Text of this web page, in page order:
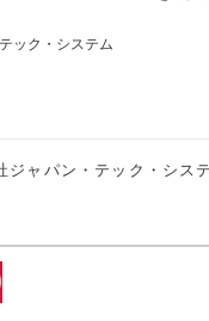
ック・システム
ジャパン・テック・シス